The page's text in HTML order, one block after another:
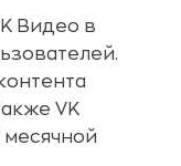
Видео в
VK